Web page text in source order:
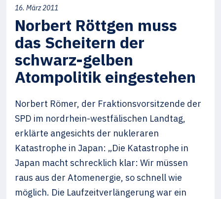
16. März 2011
Norbert Röttgen muss
das Scheitern der
schwarz-gelben
Atompolitik eingestehen
Norbert Römer, der Fraktionsvorsitzende der
SPD im nordrhein-westfälischen Landtag,
erklärte angesichts der nukleraren
Katastrophe in Japan: „Die Katastrophe in
Japan macht schrecklich klar: Wir müssen
raus aus der Atomenergie, so schnell wie
möglich. Die Laufzeitverlängerung war ein